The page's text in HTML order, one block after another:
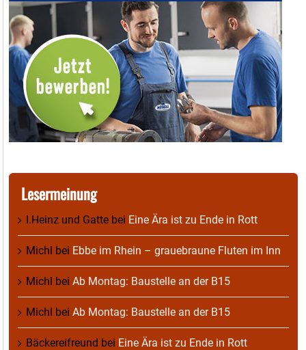
Lesermeinung
I.Heinz und Gatte bei Eine Ära ist zu Ende in Rott
Michl bei Ebbe im Rhein – grauebraune Fluten im Inn
Michl bei Ab Montag: Baustelle an der B15
Michl bei Ab Montag: Baustelle an der B15
Bäckereifreund bei Eine Ära ist zu Ende in Rott